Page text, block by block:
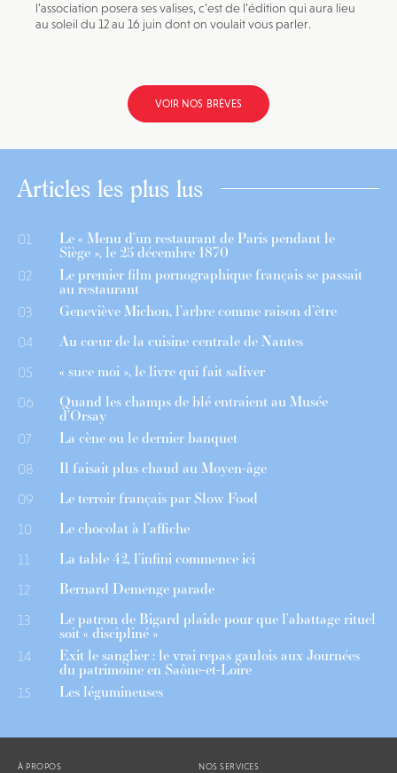
l’association posera ses valises, c’est de l’édition qui aura lieu
au soleil du 12 au 16 juin dont on voulait vous parler.
VOIR NOS BRÈVES
Articles les plus lus
01 Le « Menu d’un restaurant de Paris pendant le
Siège », le 25 décembre 1870
02 Le premier film pornographique français se passait
au restaurant
03 Geneviève Michon, l’arbre comme raison d’être
04 Au cœur de la cuisine centrale de Nantes
05 « suce moi », le livre qui fait saliver
06 Quand les champs de blé entraient au Musée
d’Orsay
07 La cène ou le dernier banquet
08 Il faisait plus chaud au Moyen-âge
09 Le terroir français par Slow Food
10 Le chocolat à l’affiche
11 La table 42, l’infini commence ici
12 Bernard Demenge parade
13 Le patron de Bigard plaide pour que l’abattage rituel
soit « discipliné »
14 Exit le sanglier : le vrai repas gaulois aux Journées
du patrimoine en Saône-et-Loire
15 Les légumineuses
À PROPOS NOS SERVICES